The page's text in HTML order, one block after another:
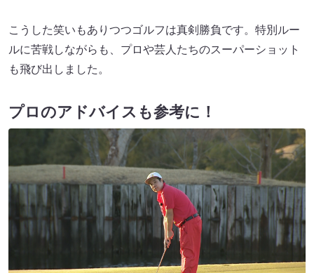
こうした笑いもありつつゴルフは真剣勝負です。特別ルー
ルに苦戦しながらも、プロや芸人たちのスーパーショット
も飛び出しました。
プロのアドバイスも参考に！